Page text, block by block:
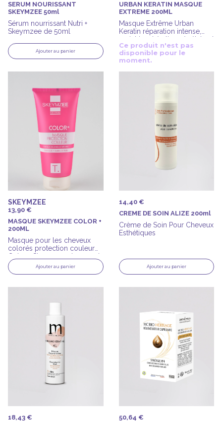
SERUM NOURISSANT
SKEYMZEE 50ml
Sérum nourrissant Nutri +
Skeymzee de 50ml
Ajouter au panier
URBAN KERATIN MASQUE
EXTREME 200ML
Masque Extrême Urban
Keratin réparation intense,
enrichi en kératine végétale et
protéine de blé de 200ml
Ce produit n'est pas
disponible pour le
moment.
SKEYMZEE
13,90 €
MASQUE SKEYMZEE COLOR +
200ML
Masque pour les cheveux
colorés protection couleur
Color + Skeymzee de 200ml
Ajouter au panier
14,40 €
CREME DE SOIN ALIZE 200ml
Crème de Soin Pour Cheveux
Esthétiques
Ajouter au panier
18,43 € 50,64 €